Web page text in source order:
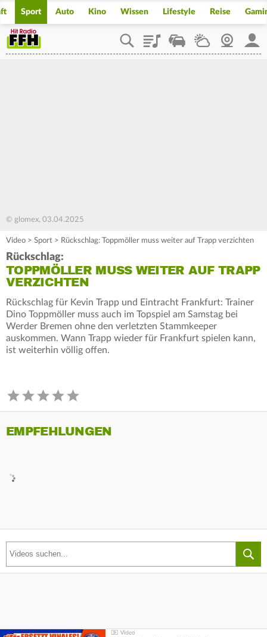
Sport Auto Kino Wissen Lifestyle Reise
PlaylistStaupilotWetterWebcam
© glomex, 03.04.2025
Video > Sport > Rückschlag: Toppmöller muss weiter auf Trapp verzichten
Rückschlag:
TOPPMÖLLER MUSS WEITER AUF TRAPP
VERZICHTEN
Rückschlag für Kevin Trapp und Eintracht Frankfurt: Trainer
Dino Toppmöller muss auch im Topspiel am Samstag bei
Werder Bremen ohne den verletzten Stammkeeper
auskommen. Wann Trapp wieder für Frankfurt spielen kann,
ist weiterhin völlig offen.
EMPFEHLUNGEN